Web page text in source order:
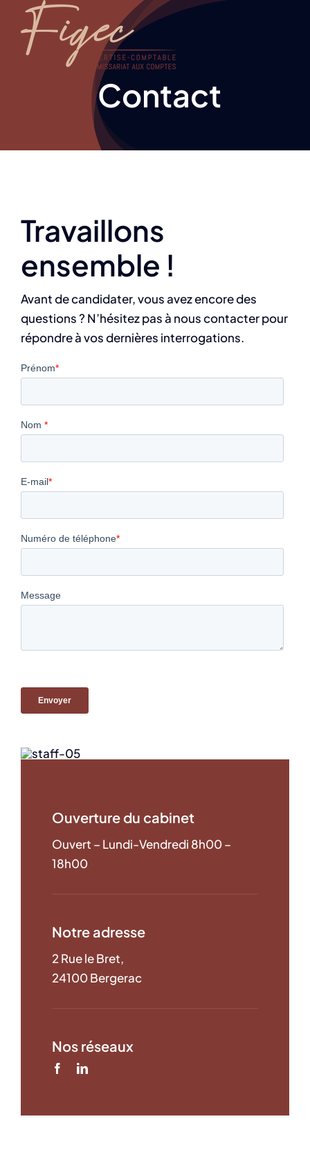
Passer
contenu
Contact
Ouverture du cabinet
Ouvert – Lundi-Vendredi 8h00 –
18h00
Notre adresse
2 Rue le Bret,
24100 Bergerac
Nos réseaux
Travaillons
ensemble !
Avant de candidater, vous avez encore des
questions ? N’hésitez pas à nous contacter pour
répondre à vos dernières interrogations.